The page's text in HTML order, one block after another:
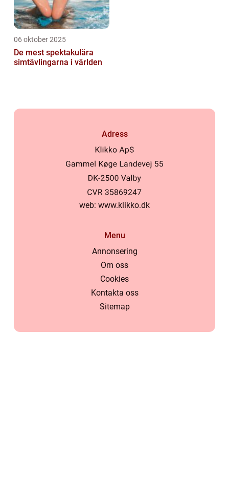
06 oktober 2025
De mest spektakulära
simtävlingarna i världen
Adress
web: www.klikko.dk
Menu
Annonsering
Om oss
Cookies
Kontakta oss
Sitemap